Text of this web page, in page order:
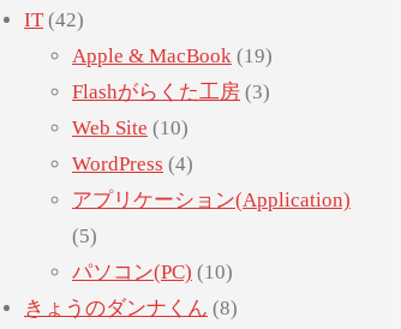
IT (42)
Apple & MacBook (19)
Flashがらくた工房 (3)
Web Site (10)
WordPress (4)
アプリケーション(Application)
(5)
パソコン(PC) (10)
きょうのダンナくん (8)